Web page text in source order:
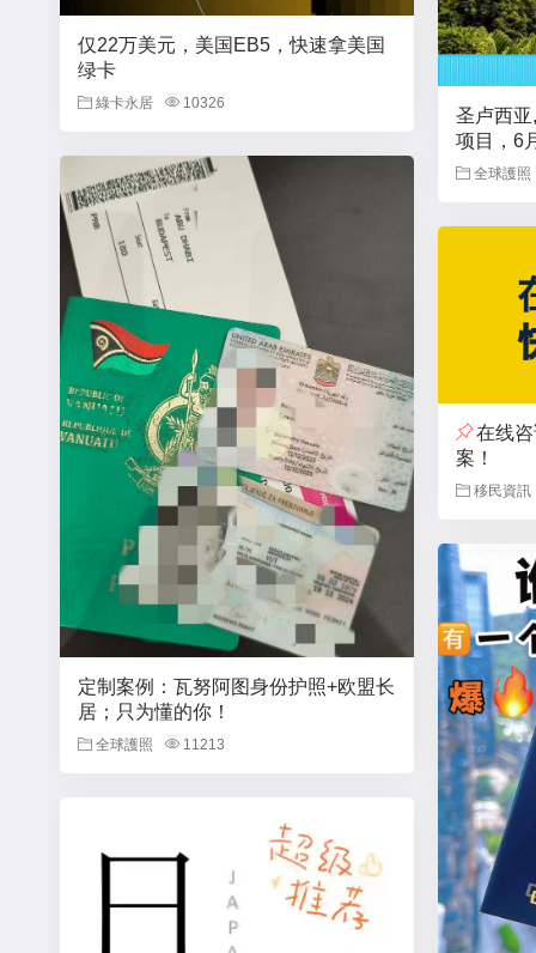
仅22万美元，美国EB5，快速拿美国
绿卡
綠卡永居 10326
圣卢西
项目，6
全球護照
定制案例：瓦努阿图身份护照+欧盟长
居；只为懂的你！
全球護照 11213
在线
案！
移民資訊